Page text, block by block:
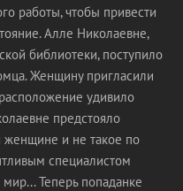
работы, чтобы привести
Алле Николаевне,
библиотеки, поступило
Женщину пригласили
удивило
предстояло
женщине и не такое по
специалистом
мир... Теперь попаданке